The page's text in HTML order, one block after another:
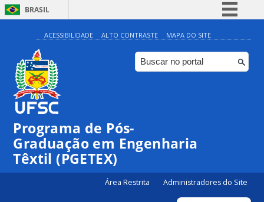
BRASIL
Simplifique!
Comunica BR
Participe
ACESSIBILIDADE ALTO CONTRASTE MAPA DO SITE
Programa de Pós-
Graduação em Engenharia
Têxtil (PGETEX)
Área Restrita Administradores do Site